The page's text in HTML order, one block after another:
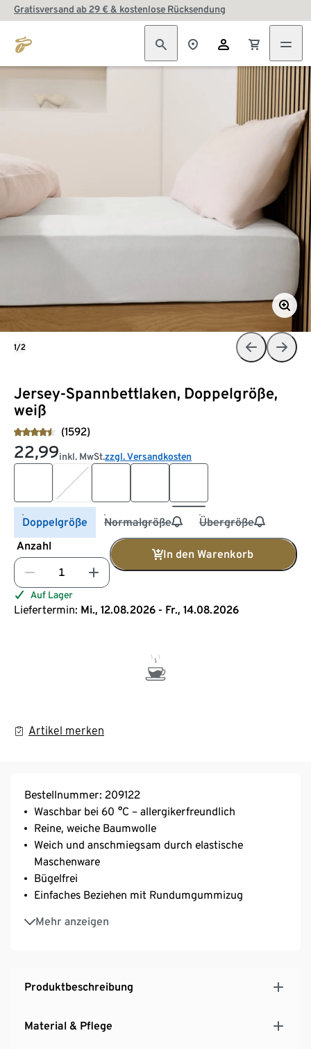
Gratisversand ab 29 € & kostenlose Rücksendung
Jersey-Spannbettlaken, Doppelgröße,
weiß
(1592)
22,99inkl. MwSt.zzgl. Versandkosten
Doppelgröße Normalgröße
Übergröße
Anzahl
In den Warenkorb
Auf Lager
Liefertermin: Mi., 12.08.2026 - Fr., 14.08.2026
Artikel merken
1/2
Bestellnummer: 209122
Waschbar bei 60 °C – allergikerfreundlich
Reine, weiche Baumwolle
Weich und anschmiegsam durch elastische
Maschenware
Bügelfrei
Einfaches Beziehen mit Rundumgummizug
Mehr anzeigen
Geeignet für Matratzen mit einer Höhe von bis zu
Produktbeschreibung
Material & Pflege